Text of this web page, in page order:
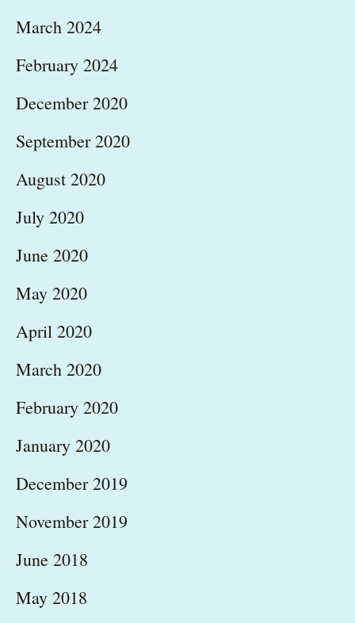
March 2024
February 2024
December 2020
September 2020
August 2020
July 2020
June 2020
May 2020
April 2020
March 2020
February 2020
January 2020
December 2019
November 2019
June 2018
May 2018